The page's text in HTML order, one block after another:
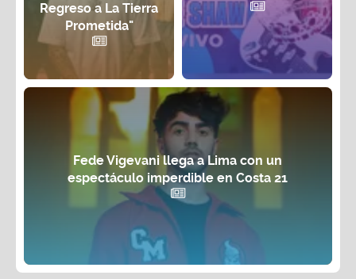
Regreso a La Tierra
Prometida"
Fede Vigevani llega a Lima con un
espectáculo imperdible en Costa 21